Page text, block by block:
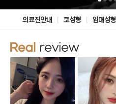
의료진안내 코성형 입매성형
Real review